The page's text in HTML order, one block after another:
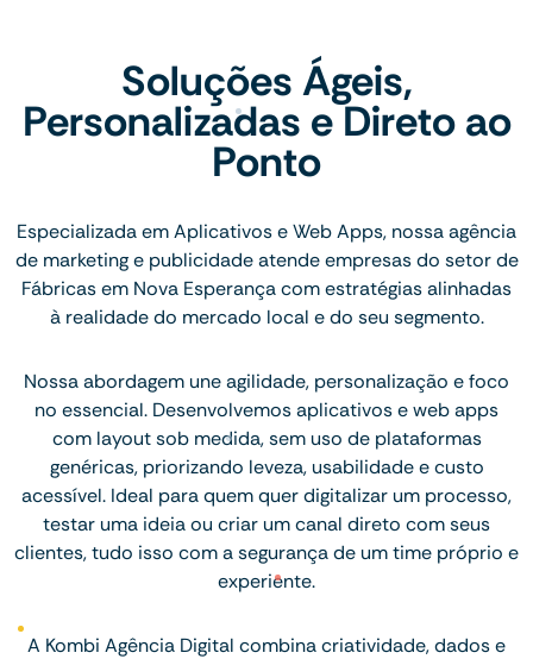
Soluções Ágeis,
Personalizadas e Direto ao
Ponto
Especializada em Aplicativos e Web Apps, nossa agência
de marketing e publicidade atende empresas do setor de
Fábricas em Nova Esperança com estratégias alinhadas
à realidade do mercado local e do seu segmento.
Nossa abordagem une agilidade, personalização e foco
no essencial. Desenvolvemos aplicativos e web apps
com layout sob medida, sem uso de plataformas
genéricas, priorizando leveza, usabilidade e custo
acessível. Ideal para quem quer digitalizar um processo,
testar uma ideia ou criar um canal direto com seus
clientes, tudo isso com a segurança de um time próprio e
experiente.
A Kombi Agência Digital combina criatividade, dados e